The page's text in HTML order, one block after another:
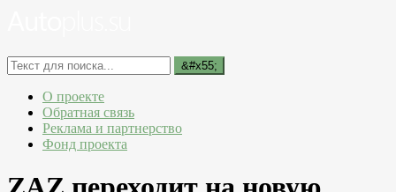
О проекте
Обратная связь
Реклама и партнерство
Фонд проекта